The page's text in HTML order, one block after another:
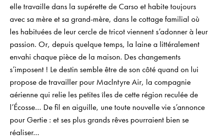
elle travaille dans la supérette de Carso et habite toujours
avec sa mère et sa grand-mère, dans le cottage familial où
les habituées de leur cercle de tricot viennent s’adonner à leur
passion. Or, depuis quelque temps, la laine a littéralement
envahi chaque pièce de la maison. Des changements
s’imposent ! Le destin semble être de son côté quand on lui
propose de travailler pour Maclntyre Air, la compagnie
aérienne qui relie les petites îles de cette région reculée de
l’Écosse… De fil en aiguille, une toute nouvelle vie s’annonce
pour Gertie : et ses plus grands rêves pourraient bien se
réaliser…